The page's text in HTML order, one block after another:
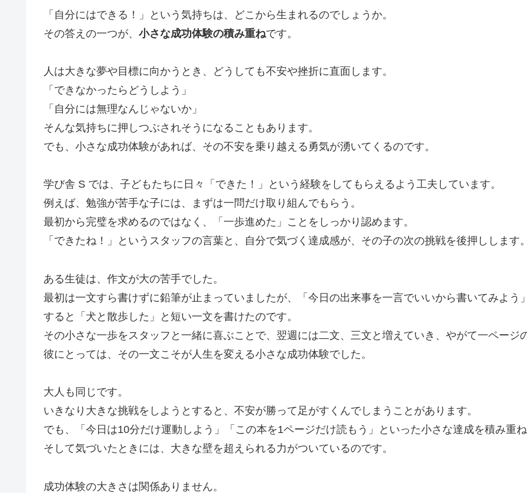
「自分にはできる！」という気持ちは、どこから生まれるのでしょうか。
その答えの一つが、 小さな成功体験の積み重ねです。
人は大きな夢や目標に向かうとき、どうしても不安や挫折に直面します。
「できなかったらどうしよう」
「自分には無理なんじゃないか」
そんな気持ちに押しつぶされそうになることもあります。
でも、小さな成功体験があれば、その不安を乗り越える勇気が湧いてくるのです。
学び舎 S では、子どもたちに日々「できた！」という経験をしてもらえるよう工夫しています。
例えば、勉強が苦手な子には、まずは一問だけ取り組んでもらう。
最初から完璧を求めるのではなく、「一歩進めた」ことをしっかり認めます。
「できたね！」というスタッフの言葉と、自分で気づく達成感が、その子の次の挑戦を後押しします
ある生徒は、作文が大の苦手でした。
最初は一文すら書けずに鉛筆が止まっていましたが、「今日の出来事を一言でいいから書いてみよう
すると「犬と散歩した」と短い一文を書けたのです。
その小さな一歩をスタッフと一緒に喜ぶことで、翌週には二文、三文と増えていき、やがて一ページ
彼にとっては、その一文こそが人生を変える小さな成功体験でした。
大人も同じです。
いきなり大きな挑戦をしようとすると、不安が勝って足がすくんでしまうことがあります。
でも、「今日は10分だけ運動しよう」「この本を1ページだけ読もう」といった小さな達成を積み重
そして気づいたときには、大きな壁を超えられる力がついているのです。
成功体験の大きさは関係ありません。